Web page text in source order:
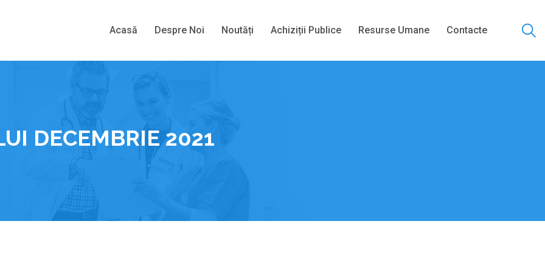
Acasă Despre Noi Noutăți Achiziții Publice Resurse Umane Contacte
DECEMBRIE 2021